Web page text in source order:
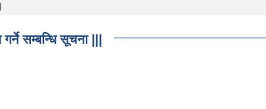
सम्बन्धि सूचना |||